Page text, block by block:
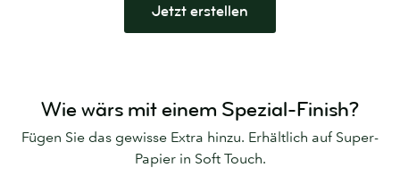
Jetzt erstellen
Wie wärs mit einem Spezial-Finish?
Fügen Sie das gewisse Extra hinzu. Erhältlich auf Super-
Papier in Soft Touch.